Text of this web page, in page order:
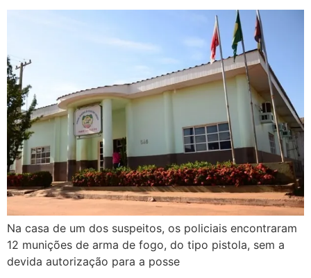
Na casa de um dos suspeitos, os policiais encontraram
12 munições de arma de fogo, do tipo pistola, sem a
devida autorização para a posse